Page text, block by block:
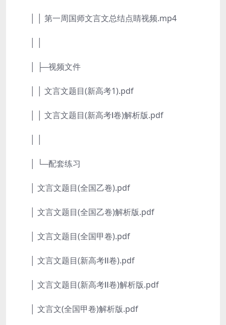
│ │ 第一周国师文言文总结点睛视频.mp4
│ ├─视频文件
│ │ 文言文题目(新高考1).pdf
│ │ 文言文题目(新高考Ⅰ卷)解析版.pdf
│ └─配套练习
│ 文言文题目(全国乙卷).pdf
│ 文言文题目(全国乙卷)解析版.pdf
│ 文言文题目(全国甲卷).pdf
│ 文言文题目(新高考Ⅱ卷).pdf
│ 文言文题目(新高考Ⅱ卷)解析版.pdf
│ 文言文(全国甲卷)解析版.pdf